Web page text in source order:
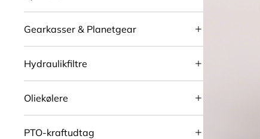
Gearkasser & Planetgear
Hydraulikfiltre
Oliekølere
PTO-kraftudtag